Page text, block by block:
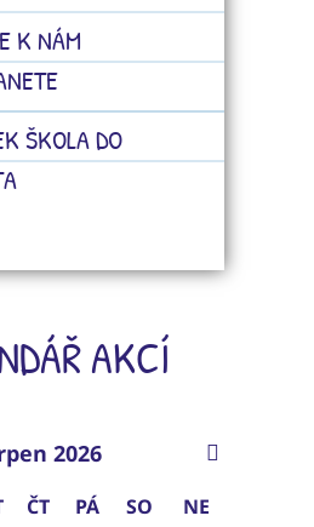
K NÁM
ŠKOLA DO
AKCÍ
2026
ČT PÁ SO
NE